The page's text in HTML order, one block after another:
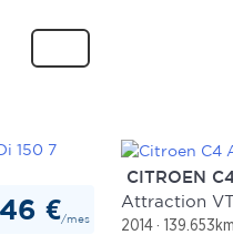
€/mes
CITROEN
Attraction
2014